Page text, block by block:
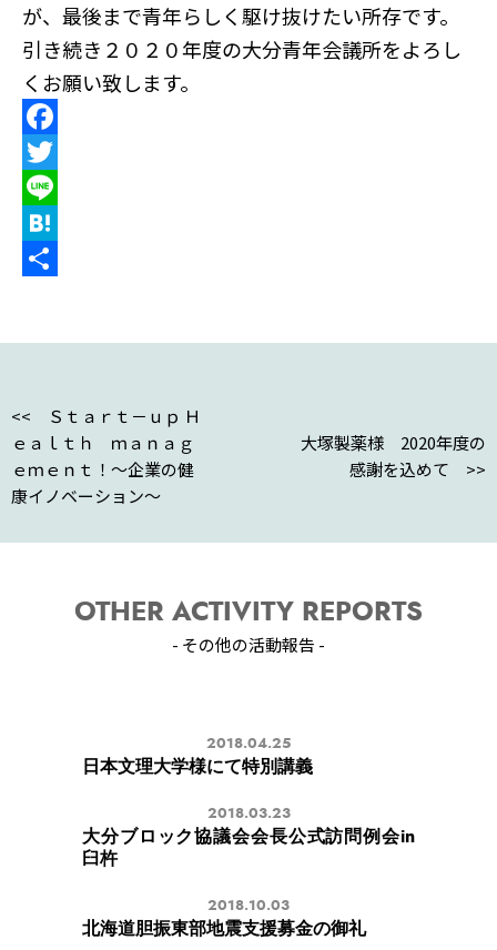
が、最後まで青年らしく駆け抜けたい所存です。
引き続き２０２０年度の大分青年会議所をよろし
くお願い致します。
F
a
c
e
T
w
L
H
a
<< Ｓｔａｒｔ－ｕｐ Ｈ
ｅａｌｔｈ ｍａｎａｇ
ｅｍｅｎｔ！～企業の健
康イノベーション～
大塚製薬様 2020年度の
感謝を込めて >>
OTHER ACTIVITY REPORTS
- その他の活動報告 -
2018.04.25
日本文理大学様にて特別講義
2018.03.23
大分ブロック協議会会長公式訪問例会in
臼杵
2018.10.03
北海道胆振東部地震支援募金の御礼